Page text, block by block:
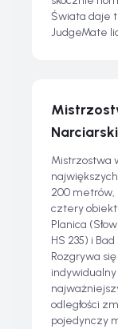
Świata daje
JudgeMate
Mistrzostwa
200 metrów,
cztery
Planica
HS 235) i
Rozgrywa
odległości
pojedynczy